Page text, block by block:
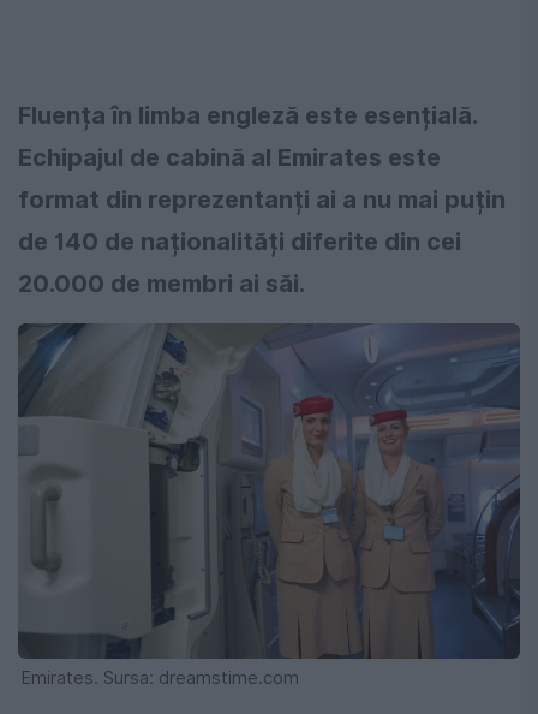
Fluența în limba engleză este esențială.
Echipajul de cabină al Emirates este
format din reprezentanți ai a nu mai puțin
de 140 de naționalități diferite din cei
20.000 de membri ai săi.
Emirates. Sursa: dreamstime.com